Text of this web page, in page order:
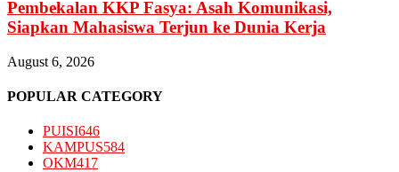
Pembekalan KKP Fasya: Asah Komunikasi,
Siapkan Mahasiswa Terjun ke Dunia Kerja
August 6, 2026
POPULAR CATEGORY
PUISI646
KAMPUS584
OKM417